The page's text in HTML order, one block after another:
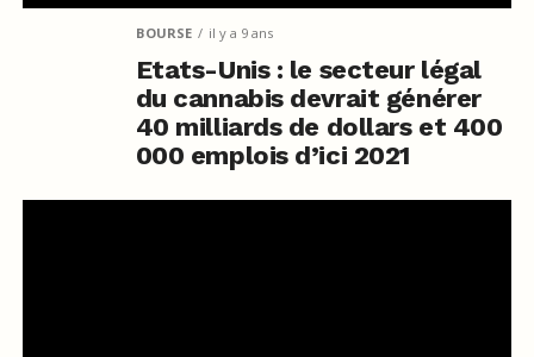
BOURSE il y a 9 ans
Etats-Unis : le secteur légal
du cannabis devrait générer
40 milliards de dollars et 400
000 emplois d’ici 2021